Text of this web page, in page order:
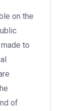
on the
to
of